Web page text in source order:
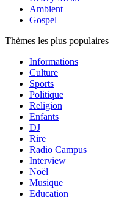
Ambient
Gospel
Thèmes les plus populaires
Informations
Culture
Sports
Politique
Religion
Enfants
DJ
Rire
Radio Campus
Interview
Noël
Musique
Education